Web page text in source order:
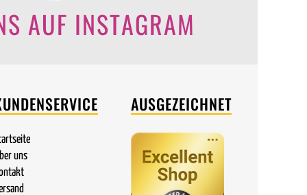
AUF INSTAGRAM
uns
AUSGEZEICHNET